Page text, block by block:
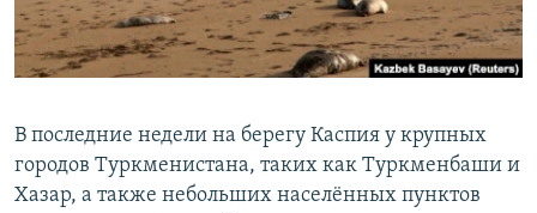
В последние недели на берегу Каспия у крупных
городов Туркменистана, таких как Туркменбаши и
Хазар, а также небольших населённых пунктов